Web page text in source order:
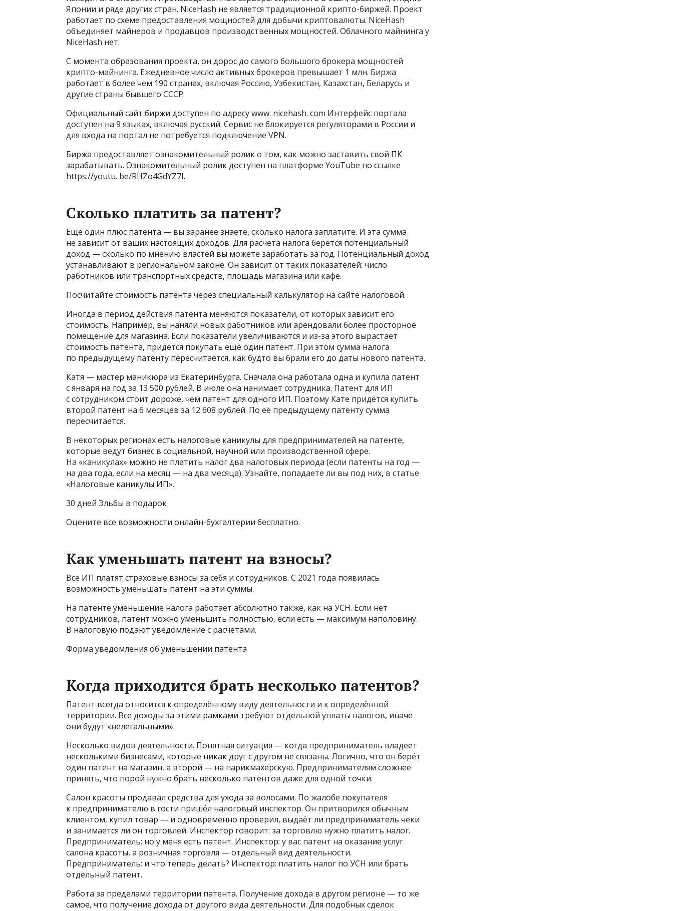
Японии и ряде других стран. NiceHash не является традиционной крипто-биржей. Проект
работает по схеме предоставления мощностей для добычи криптовалюты. NiceHash
объединяет майнеров и продавцов производственных мощностей. Облачного майнинга у
NiceHash нет.
С момента образования проекта, он дорос до самого большого брокера мощностей
крипто-майнинга. Ежедневное число активных брокеров превышает 1 млн. Биржа
работает в более чем 190 странах, включая Россию, Узбекистан, Казахстан, Беларусь и
другие страны бывшего СССР.
Официальный сайт биржи доступен по адресу www. nicehash. com Интерфейс портала
доступен на 9 языках, включая русский. Сервис не блокируется регуляторами в России и
для входа на портал не потребуется подключение VPN.
Биржа предоставляет ознакомительный ролик о том, как можно заставить свой ПК
зарабатывать. Ознакомительный ролик доступен на платформе YouTube по ссылке
https://youtu. be/RHZo4GdYZ7I.
Сколько платить за патент?
Ещё один плюс патента — вы заранее знаете, сколько налога заплатите. И эта сумма
не зависит от ваших настоящих доходов. Для расчёта налога берётся потенциальный
доход — сколько по мнению властей вы можете заработать за год. Потенциальный доход
устанавливают в региональном законе. Он зависит от таких показателей: число
работников или транспортных средств, площадь магазина или кафе.
Посчитайте стоимость патента через специальный калькулятор на сайте налоговой.
Иногда в период действия патента меняются показатели, от которых зависит его
стоимость. Например, вы наняли новых работников или арендовали более просторное
помещение для магазина. Если показатели увеличиваются и из-за этого вырастает
стоимость патента, придётся покупать ещё один патент. При этом сумма налога
по предыдущему патенту пересчитается, как будто вы брали его до даты нового патента.
Катя — мастер маникюра из Екатеринбурга. Сначала она работала одна и купила патент
с января на год за 13 500 рублей. В июле она нанимает сотрудника. Патент для ИП
с сотрудником стоит дороже, чем патент для одного ИП. Поэтому Кате придётся купить
второй патент на 6 месяцев за 12 608 рублей. По её предыдущему патенту сумма
пересчитается.
В некоторых регионах есть налоговые каникулы для предпринимателей на патенте,
которые ведут бизнес в социальной, научной или производственной сфере.
На «каникулах» можно не платить налог два налоговых периода (если патенты на год —
на два года, если на месяц — на два месяца). Узнайте, попадаете ли вы под них, в статье
«Налоговые каникулы ИП».
30 дней Эльбы в подарок
Оцените все возможности онлайн-бухгалтерии бесплатно.
Как уменьшать патент на взносы?
Все ИП платят страховые взносы за себя и сотрудников. С 2021 года появилась
возможность уменьшать патент на эти суммы.
На патенте уменьшение налога работает абсолютно также, как на УСН. Если нет
сотрудников, патент можно уменьшить полностью, если есть — максимум наполовину.
В налоговую подают уведомление с расчётами.
Форма уведомления об уменьшении патента
Когда приходится брать несколько патентов?
Патент всегда относится к определённому виду деятельности и к определённой
территории. Все доходы за этими рамками требуют отдельной уплаты налогов, иначе
они будут «нелегальными».
Несколько видов деятельности. Понятная ситуация — когда предприниматель владеет
несколькими бизнесами, которые никак друг с другом не связаны. Логично, что он берёт
один патент на магазин, а второй — на парикмахерскую. Предпринимателям сложнее
принять, что порой нужно брать несколько патентов даже для одной точки.
Салон красоты продавал средства для ухода за волосами. По жалобе покупателя
к предпринимателю в гости пришёл налоговый инспектор. Он притворился обычным
клиентом, купил товар — и одновременно проверил, выдаёт ли предприниматель чеки
и занимается ли он торговлей. Инспектор говорит: за торговлю нужно платить налог.
Предприниматель: но у меня есть патент. Инспектор: у вас патент на оказание услуг
салона красоты, а розничная торговля — отдельный вид деятельности.
Предприниматель: и что теперь делать? Инспектор: платить налог по УСН или брать
отдельный патент.
Работа за пределами территории патента. Получение дохода в другом регионе — то же
самое, что получение дохода от другого вида деятельности. Для подобных сделок